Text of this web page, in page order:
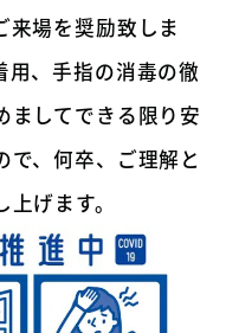
来場を奨励致しま
用、手指の消毒の徹
ましてできる限り安
で、何卒、ご理解と
げます。